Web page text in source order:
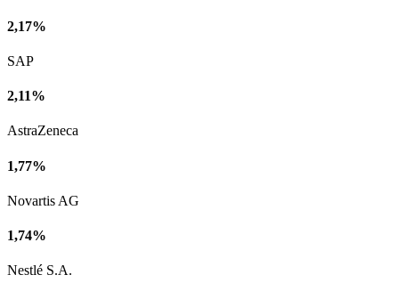
2,17%
SAP
2,11%
AstraZeneca
1,77%
Novartis AG
1,74%
Nestlé S.A.